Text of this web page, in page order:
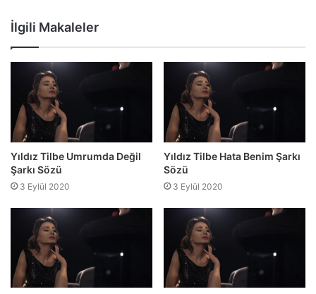
İlgili Makaleler
Yıldız Tilbe Umrumda Değil
Şarkı Sözü
3 Eylül 2020
Yıldız Tilbe Hata Benim Şarkı
Sözü
3 Eylül 2020